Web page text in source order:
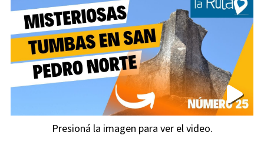
Presioná la imagen para ver el video.